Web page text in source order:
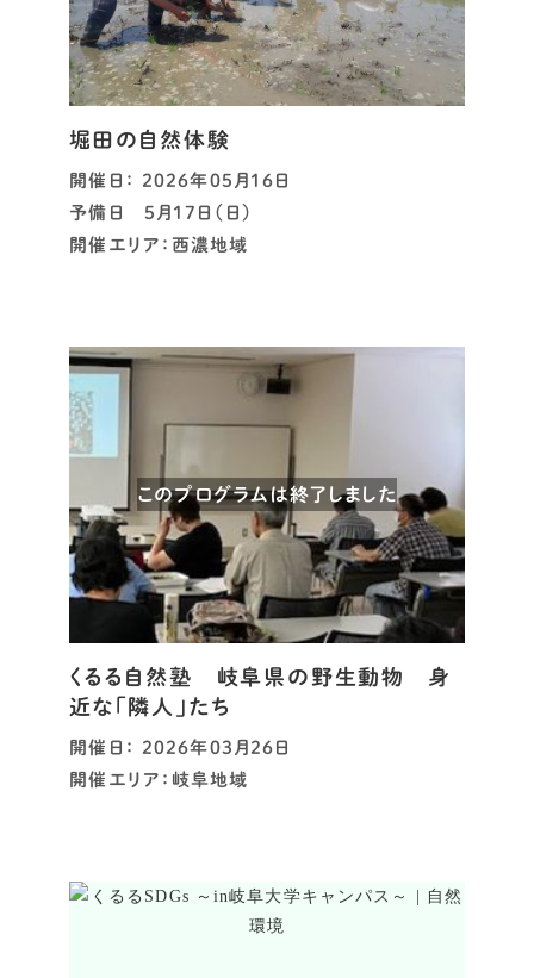
堀田の自然体験
開催日： 2026年05月16日
予備日 5月17日（日）
開催エリア：西濃地域
このプログラムは終了しました
くるる自然塾 岐阜県の野生動物 身
近な「隣人」たち
開催日： 2026年03月26日
開催エリア：岐阜地域